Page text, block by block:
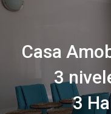
Casa
3
3